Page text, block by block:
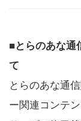
■とらのあな通
て
とらのあな通
ー関連コンテ